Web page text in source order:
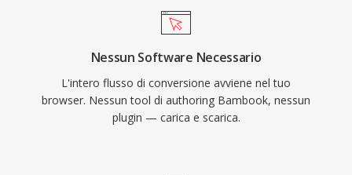
Nessun Software Necessario
L'intero flusso di conversione avviene nel tuo
browser. Nessun tool di authoring Bambook, nessun
plugin — carica e scarica.